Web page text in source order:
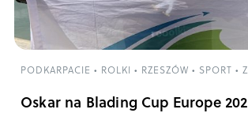
PODKARPACIE • ROLKI • RZESZÓW • SPORT •
Oskar na Blading Cup Europe